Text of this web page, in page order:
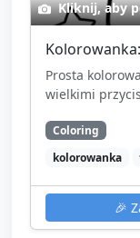
Kliknij, aby
Prosta
wielkimi
Coloring
kolorowanka
🎉